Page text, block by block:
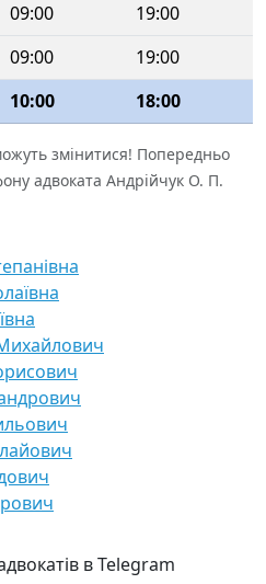
09:00
19:00
09:00
19:00
10:00 18:00
змінитися! Попередньо
адвоката Андрійчук О. П.
в Telegram